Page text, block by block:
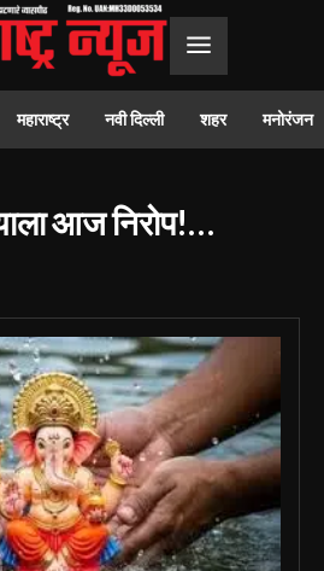
महाराष्ट्र नवी दिल्ली शहर मनोरंजन
आज निरोप!…